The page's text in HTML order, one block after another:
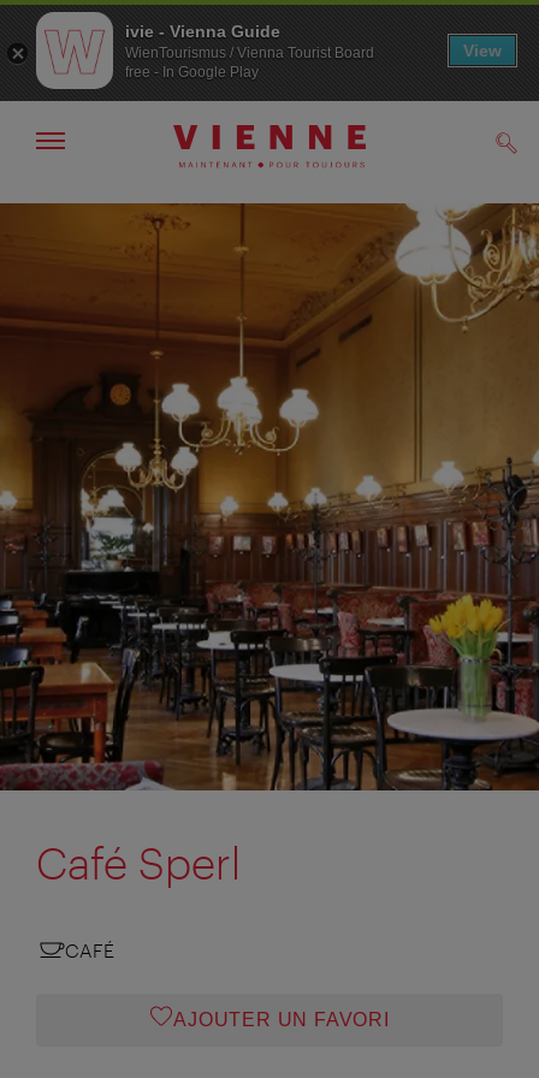
Navigation
Contenu
Afficher
la
Café Sperl
CAFÉ
AJOUTER UN FAVORI
ivie - Vienna Guide
WienTourismus / Vienna Tourist Board
free - In Google Play
View